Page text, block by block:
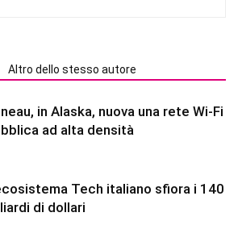
Altro dello stesso autore
in Alaska, nuova una rete Wi-Fi
ad alta densità
Tech italiano sfiora i 140
di dollari